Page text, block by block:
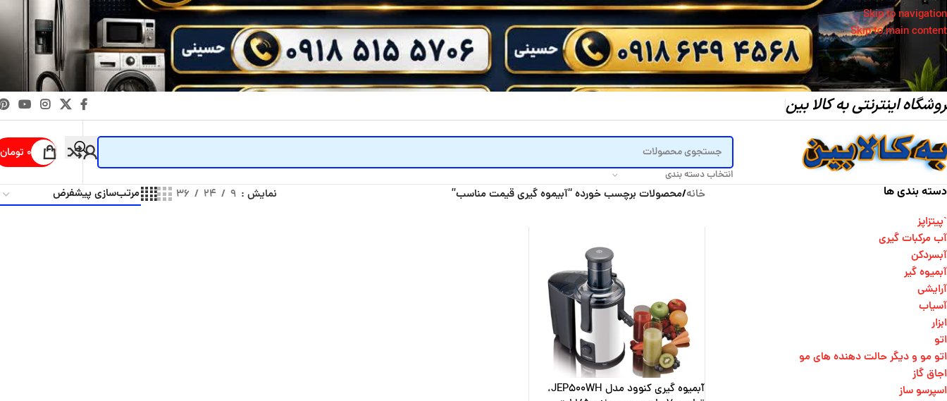
Skip to navigation
Skip to main content
اینترنتی به کالا بین
انتخاب دسته بندی
۰ تومان
دسته بندی ها
`پیتزاپز
آب مرکبات گیری
آبسردکن
آبمیوه گیر
آرایشی
آسیاب
ابزار
اتو
اتو مو و دیگر حالت دهنده های مو​
اجاق گاز
اسپرسو ساز
خانه/محصولات برچسب خورده “آبیموه گیری قیمت مناسب” نمایش ۹ ۲۴ ۳۶
آبمیوه گیری کنوود مدل JEP500WH،